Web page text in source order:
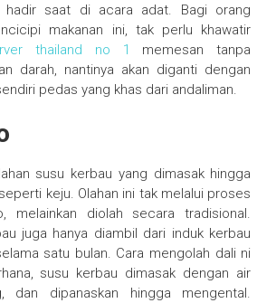
hadir saat di acara adat. Bagi orang
makanan ini, tak perlu khawatir
thailand no 1
memesan tanpa
darah, nantinya akan diganti dengan
pedas yang khas dari andaliman.
susu kerbau yang dimasak hingga
keju. Olahan ini tak melalui proses
melainkan diolah secara tradisional.
juga hanya diambil dari induk kerbau
satu bulan. Cara mengolah dali ni
susu kerbau dimasak dengan air
dan dipanaskan hingga mengental.